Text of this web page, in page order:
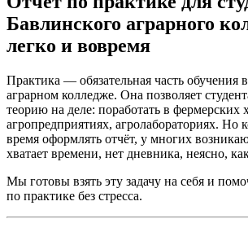
Бавлинского аграрного
легко и вовремя
Практика — обязательная часть обучения
аграрном колледже. Она позволяет
теорию на деле: поработать в фермерских
агропредприятиях, агролабораториях. Но
время оформлять отчёт, у многих
хватает времени, нет дневника, неясно,
Мы готовы взять эту задачу на себя и
по практике без стресса.